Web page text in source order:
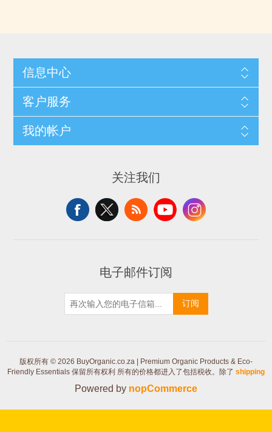
信息中心
客户服务
我的帐户
关注我们
电子邮件订阅
订阅
版权所有 © 2026 BuyOrganic.co.za | Premium Organic Products & Eco-
Friendly Essentials 保留所有权利 所有的价格都进入了包括税收。除了 shipping
Powered by nopCommerce